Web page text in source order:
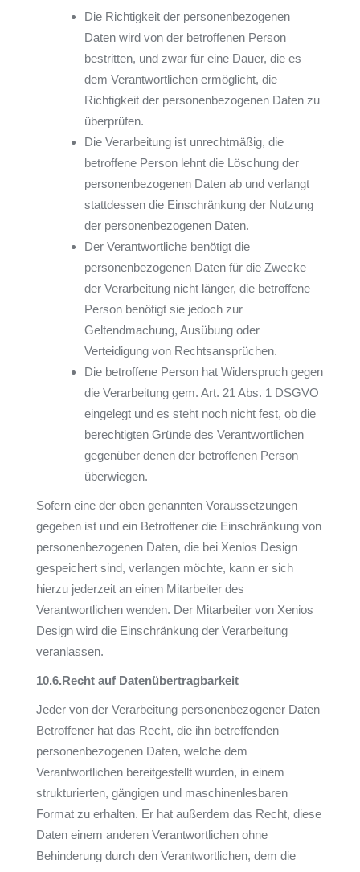
Die Richtigkeit der personenbezogenen
Daten wird von der betroffenen Person
bestritten, und zwar für eine Dauer, die es
dem Verantwortlichen ermöglicht, die
Richtigkeit der personenbezogenen Daten zu
überprüfen.
Die Verarbeitung ist unrechtmäßig, die
betroffene Person lehnt die Löschung der
personenbezogenen Daten ab und verlangt
stattdessen die Einschränkung der Nutzung
der personenbezogenen Daten.
Der Verantwortliche benötigt die
personenbezogenen Daten für die Zwecke
der Verarbeitung nicht länger, die betroffene
Person benötigt sie jedoch zur
Geltendmachung, Ausübung oder
Verteidigung von Rechtsansprüchen.
Die betroffene Person hat Widerspruch gegen
die Verarbeitung gem. Art. 21 Abs. 1 DSGVO
eingelegt und es steht noch nicht fest, ob die
berechtigten Gründe des Verantwortlichen
gegenüber denen der betroffenen Person
überwiegen.
Sofern eine der oben genannten Voraussetzungen
gegeben ist und ein Betroffener die Einschränkung von
personenbezogenen Daten, die bei Xenios Design
gespeichert sind, verlangen möchte, kann er sich
hierzu jederzeit an einen Mitarbeiter des
Verantwortlichen wenden. Der Mitarbeiter von Xenios
Design wird die Einschränkung der Verarbeitung
veranlassen.
10.6.Recht auf Datenübertragbarkeit
Jeder von der Verarbeitung personenbezogener Daten
Betroffener hat das Recht, die ihn betreffenden
personenbezogenen Daten, welche dem
Verantwortlichen bereitgestellt wurden, in einem
strukturierten, gängigen und maschinenlesbaren
Format zu erhalten. Er hat außerdem das Recht, diese
Daten einem anderen Verantwortlichen ohne
Behinderung durch den Verantwortlichen, dem die